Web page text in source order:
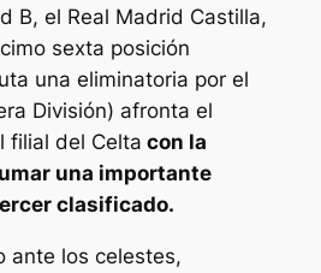
B, el Real Madrid Castilla,
sexta posición
una eliminatoria por el
División) afronta el
filial del Celta con la
una importante
clasificado.
ante los celestes,